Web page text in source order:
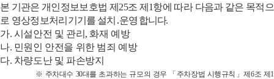
본 기관은 개인정보보호법 제 25조 제 1항에 따라 다음과 같은 목적으
로 영상정보처리기기를 설치 ․운영 합니다.
가. 시설안전 및 관리 , 화재 예방
나. 민원인 안전을 위한 범죄 예방
다. 차량도난 및 파손방지
※ 주차대수 30대를 초과하는 규모의 경우 「주차장법 시행규칙」제6조 제 1